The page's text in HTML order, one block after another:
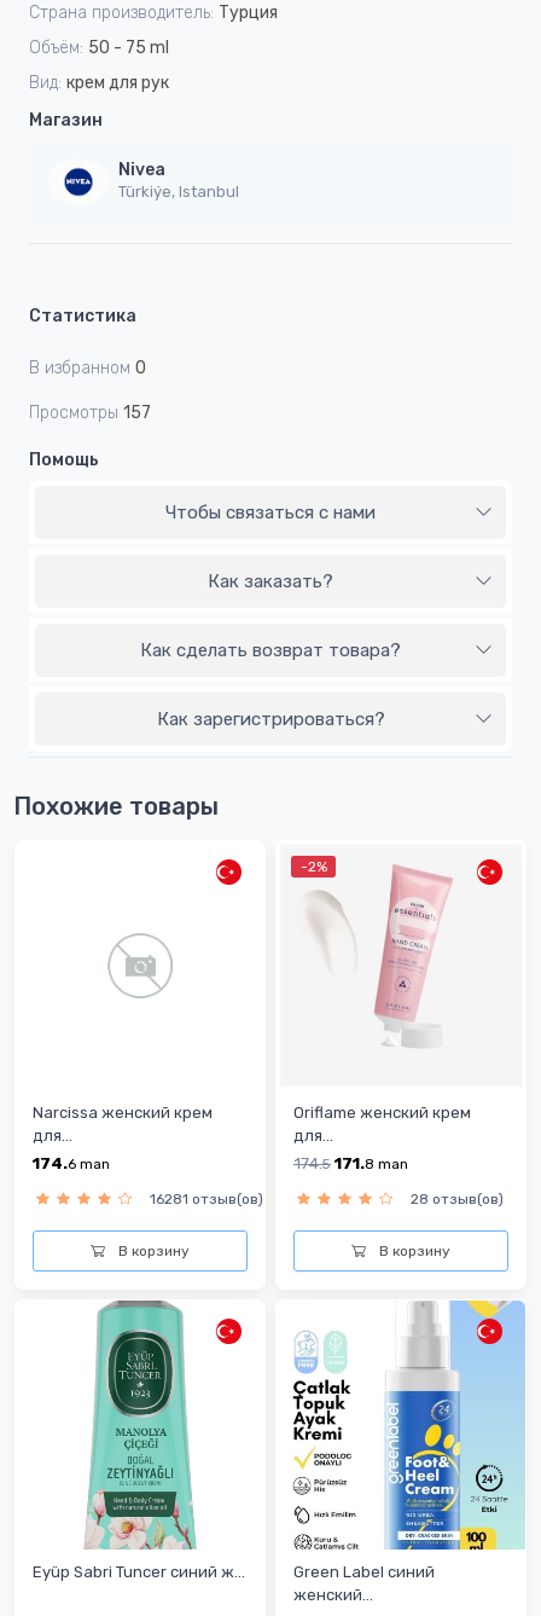
Страна производитель: Турция
Объём: 50 - 75 ml
Вид: крем для рук
Магазин
Nivea
Türkiýe, Istanbul
Статистика
В избранном 0
Просмотры 157
Помощь
Чтобы связаться с нами
Как заказать?
Как сделать возврат товара?
Как зарегистрироваться?
Похожие товары
Narcissa женский крем
для...
174.6 man
16281 отзыв(ов)
В корзину
-2%
Oriflame женский крем
для...
174.5 171.8 man
28 отзыв(ов)
В корзину
Eyüp Sabri Tuncer синий ж...
Green Label синий
женский...